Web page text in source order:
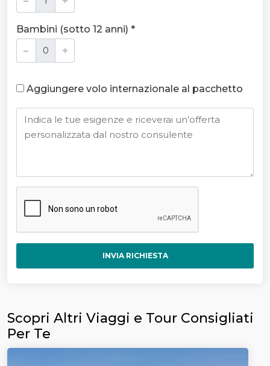
Bambini (sotto 12 anni) *
Aggiungere volo internazionale al pacchetto
INVIA RICHIESTA
Scopri Altri Viaggi e Tour Consigliati
Per Te